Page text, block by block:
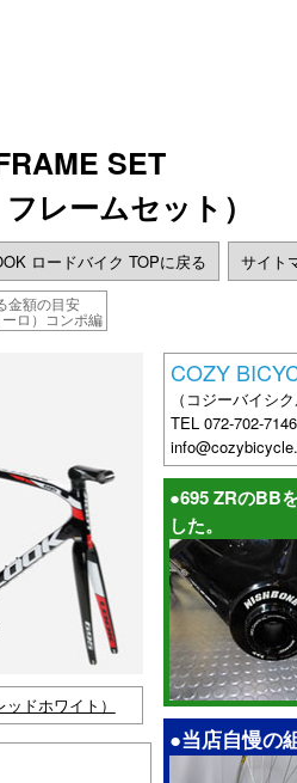
SET
レームセット）
ロードバイク TOPに戻る サイト
金額の目安
ロ）コンポ編
ドホワイト）
COZY
（コジーバイシク
TEL 072-702-7146
●695 ZRのBB
した。
●当店自慢の